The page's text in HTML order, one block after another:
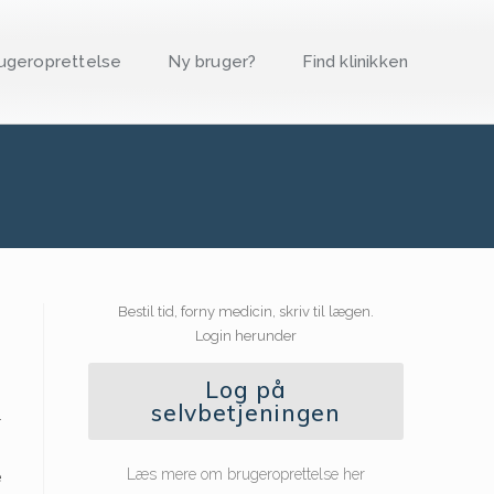
Ny bruger? Find klinikken
Bestil tid, forny medicin, skriv til lægen.
Login herunder
Log på
selvbetjeningen
Læs mere om brugeroprettelse her